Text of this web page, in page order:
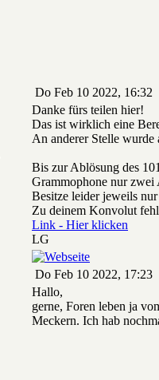
Do Feb 10 2022, 16:32
Danke fürs teilen hier!
Das ist wirklich eine
An anderer Stelle
Bis zur Ablösung des
Grammophone nur zwei
Besitze leider jeweils
Zu deinem Konvolut
Link - Hier klicken
LG
Do Feb 10 2022, 17:23
Hallo,
gerne, Foren leben ja
Meckern. Ich hab